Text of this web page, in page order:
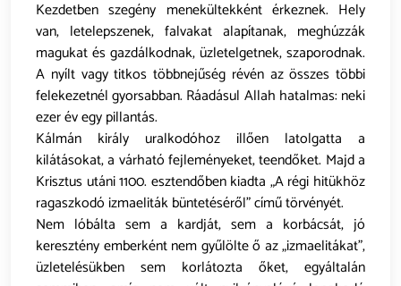
Kezdetben szegény menekültekként érkeznek. Hely
van, letelepszenek, falvakat alapítanak, meghúzzák
magukat és gazdálkodnak, üzletelgetnek, szaporodnak.
A nyílt vagy titkos többnejűség révén az összes többi
felekezetnél gyorsabban. Ráadásul Allah hatalmas: neki
ezer év egy pillantás.
Kálmán király uralkodóhoz illően latolgatta a
kilátásokat, a várható fejleményeket, teendőket. Majd a
Krisztus utáni 1100. esztendőben kiadta „A régi hitükhöz
ragaszkodó izmaeliták büntetéséről” című törvényét.
Nem lóbálta sem a kardját, sem a korbácsát, jó
keresztény emberként nem gyűlölte ő az „izmaelitákat”,
üzletelésükben sem korlátozta őket, egyáltalán